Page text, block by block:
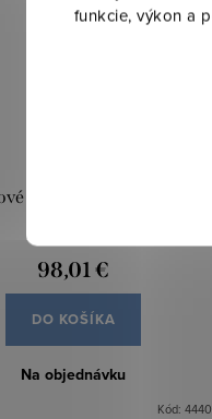
funkcie, výkon a
štvorce - IVC Bruut 733
98,01 €
DO KOŠÍKA
Na objednávku
Kód: